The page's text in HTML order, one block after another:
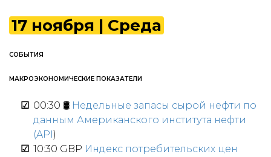
17 ноября | Среда
СОБЫТИЯ
МАКРОЭКОНОМИЧЕСКИЕ ПОКАЗАТЕЛИ
00:30 🛢 Недельные запасы сырой нефти по
данным Американского института нефти
(API)
10:30 GBP Индекс потребительских цен